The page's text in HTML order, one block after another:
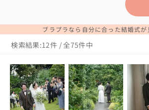
ブラプラなら自分に合った結婚式が
検索結果:12件 / 全75件中